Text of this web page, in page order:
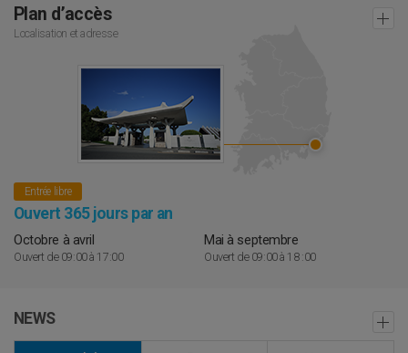
Plan d’accès
Localisation et adresse
Entrée libre
Ouvert 365 jours par an
Octobre à avril
Ouvert de 09:00 à 17:00
Mai à septembre
Ouvert de 09:00 à 18 :00
NEWS